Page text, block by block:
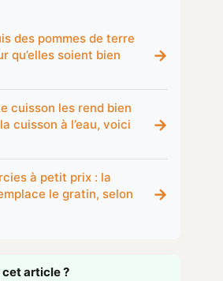
des pommes de terre
qu’elles soient bien
→
cuisson les rend bien
cuisson à l’eau, voici
→
à petit prix : la
le gratin, selon
→
cet article ?